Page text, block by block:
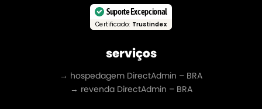
Suporte Excepcional
Certificado: Trustindex
serviços
→ hospedagem DirectAdmin – BRA
→ revenda DirectAdmin – BRA